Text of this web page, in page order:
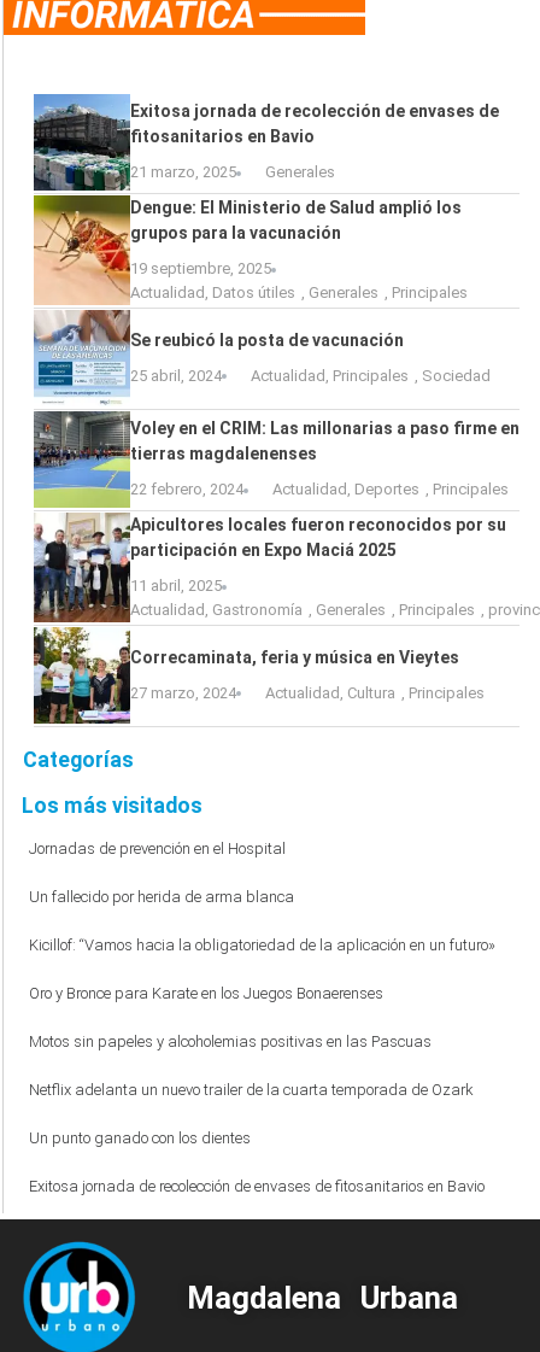
Exitosa jornada de recolección de envases de
fitosanitarios en Bavio
21 marzo, 2025 Generales
Dengue: El Ministerio de Salud amplió los
grupos para la vacunación
19 septiembre, 2025
Actualidad , Datos útiles , Generales , Principales
Se reubicó la posta de vacunación
25 abril, 2024 Actualidad Principales Sociedad
Voley en el CRIM: Las millonarias a paso firme en
tierras magdalenenses
22 febrero, 2024 Actualidad , Deportes , Principales
Apicultores locales fueron reconocidos por su
participación en Expo Maciá 2025
11 abril, 2025
Actualidad , Gastronomía , Generales , Principales ,
Correcaminata, feria y música en Vieytes
27 marzo, 2024 Actualidad Cultura Principales
Categorías
Los más visitados
Jornadas de prevención en el Hospital
Un fallecido por herida de arma blanca
Kicillof: “Vamos hacia la obligatoriedad de la aplicación en un futuro»
Oro y Bronce para Karate en los Juegos Bonaerenses
Motos sin papeles y alcoholemias positivas en las Pascuas
Netflix adelanta un nuevo trailer de la cuarta temporada de Ozark
Un punto ganado con los dientes
Exitosa jornada de recolección de envases de fitosanitarios en Bavio
Magdalena Urbana